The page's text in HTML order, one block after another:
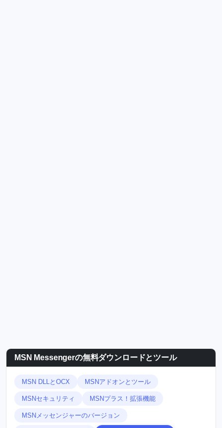
MSN Messengerの無料ダウンロードとツール
MSN DLLとOCX MSNアドオンとツール
MSNセキュリティ MSNプラス！拡張機能
MSNメッセンジャーのバージョン